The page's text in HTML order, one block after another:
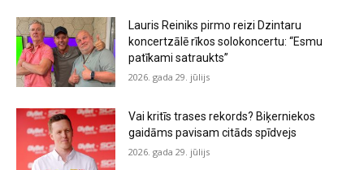
Lauris Reiniks pirmo reizi Dzintaru
koncertzālē rīkos solokoncertu: “Esmu
patīkami satraukts”
2026. gada 29. jūlijs
Vai kritīs trases rekords? Biķerniekos
gaidāms pavisam citāds spīdvejs
2026. gada 29. jūlijs